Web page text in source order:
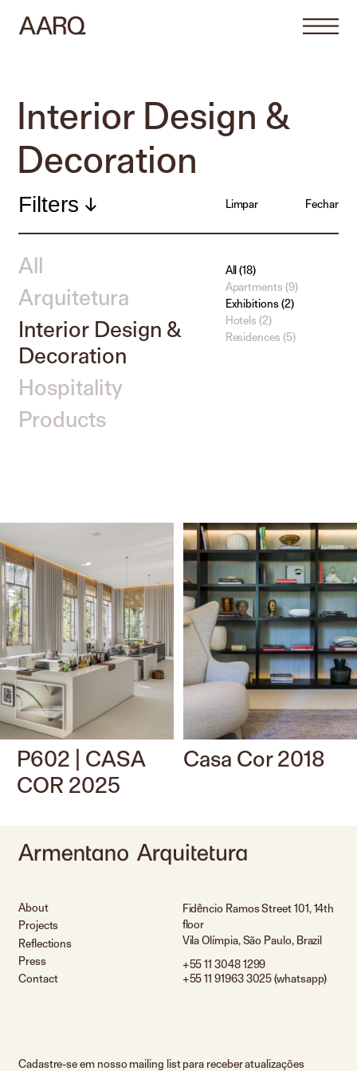
Interior Design &
Decoration
Filters Limpar Fechar
All
Arquitetura
Interior Design &
Decoration
Hospitality
Products
All (18)
Apartments (9)
Exhibitions (2)
Hotels (2)
Residences (5)
P602 | CASA
COR 2025
Casa Cor 2018
About
Projects
Reflections
Press
Contact
Fidêncio Ramos Street 101, 14th
floor
Vila Olímpia, São Paulo, Brazil
+55 11 3048 1299
+55 11 91963 3025 (whatsapp)
Cadastre-se em nosso mailing list para receber atualizações